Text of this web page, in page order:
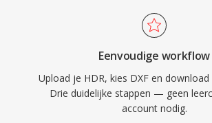
Eenvoudige workflow
Upload je HDR, kies DXF en
Drie duidelijke stappen — geen
account nodig.